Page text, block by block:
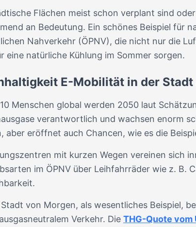
Flächen meist schon verplant sind
an Bedeutung. Ein schönes Beispiel für
Nahverkehr (ÖPNV), die nicht nur die
eine natürliche Kühlung im Sommer sorgen.
E-Mobilität in der
Menschen global werden 2050 laut
verantwortlich und wachsen enorm
aber eröffnet auch Chancen, wie es die
mit kurzen Wegen vereinen sich
im ÖPNV über Leihfahrräder wie z. B.
von Morgen, als wesentliches Beispiel,
Verkehr. Die THG-Quote